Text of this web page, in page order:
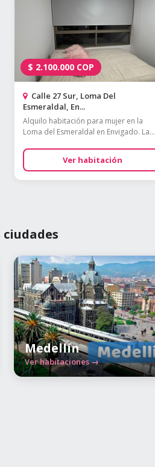
$ 2.100.000 COP
Calle 27 Sur, Loma Del
Esmeraldal, En...
Alquilo habitación para mujer en la
Loma del Esmeraldal en Envigado. La...
Ver habitación
Medellín
Ver habitaciones →